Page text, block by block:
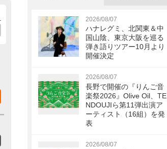
2026/08/07
ハナレグミ、北関東＆中
国山陰、東京大阪を巡る
弾き語りツアー10月より
開催決定
2026/08/07
長野で開催の『りんご音
楽祭2026』Olive Oil、TE
NDOUJIら第11弾出演ア
ーティスト（16組）を発
表
2026/08/07